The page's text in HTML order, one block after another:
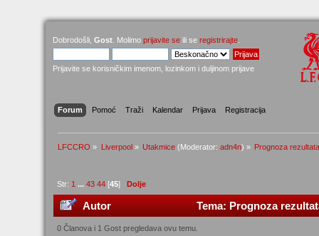
Dobrodošli, Gost . Molimo prijavite se ili se registrirajte
Prijavite se korisničkim imenom, lozinkom i duljinom prijave
Forum Pomoć Traži Kalendar Prijava Registracija
LFCCRO » Liverpool» Utakmice(Moderator: adn4n) » Prognoza
Str: 1 ...43 44 [45]Dolje
Autor Tema: Prognoza
0 Članova i 1 Gost pregledava ovu temu.